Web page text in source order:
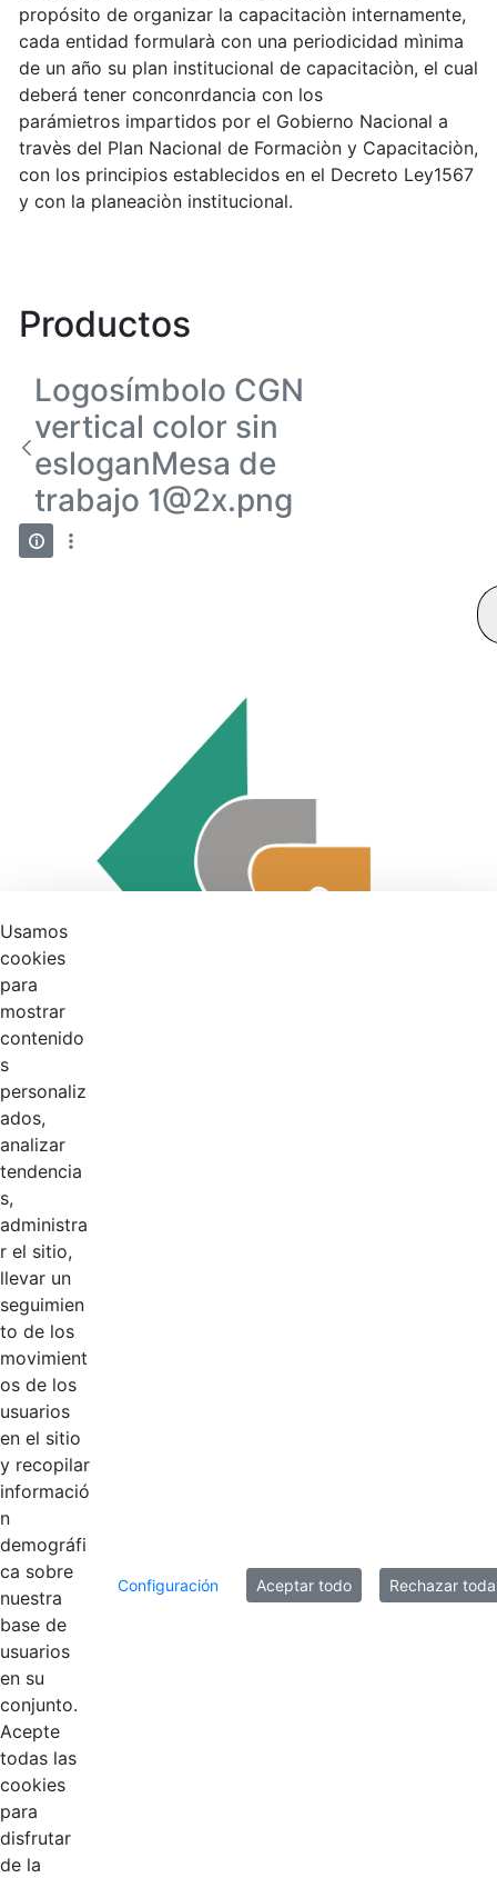
propósito de organizar la capacitaciòn internamente,
cada entidad formularà con una periodicidad mìnima
de un año su plan institucional de capacitaciòn, el cual
deberá tener conconrdancia con los
parámietros impartidos por el Gobierno Nacional a
travès del Plan Nacional de Formaciòn y Capacitaciòn,
con los principios establecidos en el Decreto Ley1567
y con la planeaciòn institucional.
Productos
Logosímbolo CGN
vertical color sin
esloganMesa de
trabajo 1@2x.png
Productos
AÑADIR COMENTARIOS
Usamos
cookies
para
mostrar
contenido
s
personaliz
ados,
analizar
tendencia
s,
administra
r el sitio,
llevar un
seguimien
to de los
movimient
os de los
usuarios
en el sitio
y recopilar
informació
n
demográfi
ca sobre
nuestra
base de
usuarios
en su
conjunto.
Acepte
todas las
cookies
para
disfrutar
de la
Configuración Aceptar todo Rechazar